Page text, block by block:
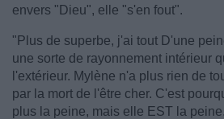
envers "Dieu", elle "s'en fout".
"Plus de superbe, j'ai tout D'une
une sorte de rayonnement intérieur
l'extérieur. Mylène n'a plus rien de
par la mort de l'être cher. C'est
plus la peine, mais elle EST la